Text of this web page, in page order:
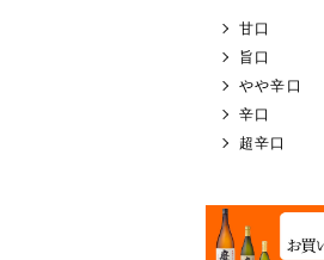
甘口
旨口
やや辛口
辛口
超辛口